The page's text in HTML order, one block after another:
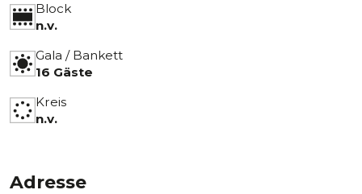
Block
n.v.
Gala / Bankett
16 Gäste
Kreis
n.v.
Adresse